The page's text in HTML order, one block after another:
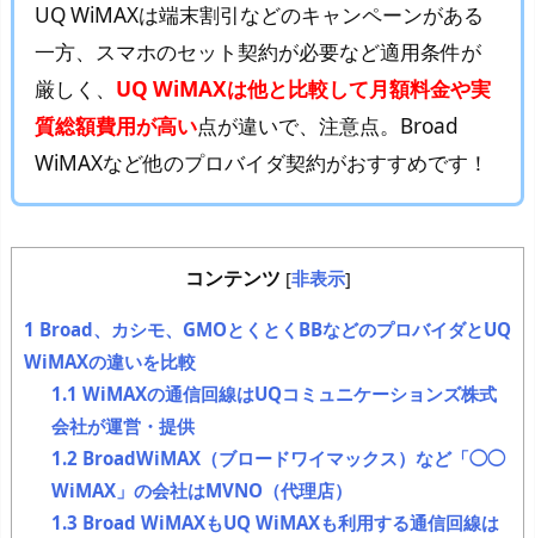
UQ WiMAXは端末割引などのキャンペーンがある
一方、スマホのセット契約が必要など適用条件が
厳しく、 UQ WiMAXは他と比較して月額料金や実
質総額費用が高い点が違いで、注意点。Broad
WiMAXなど他のプロバイダ契約がおすすめです！
コンテンツ [非表示]
1 Broad、カシモ、GMOとくとくBBなどのプロバイダとUQ
WiMAXの違いを比較
1.1 WiMAXの通信回線はUQコミュニケーションズ株式
会社が運営・提供
1.2BroadWiMAX（ブロードワイマックス）など「◯◯
WiMAX」の会社はMVNO（代理店）
1.3 Broad WiMAXもUQ WiMAXも利用する通信回線は